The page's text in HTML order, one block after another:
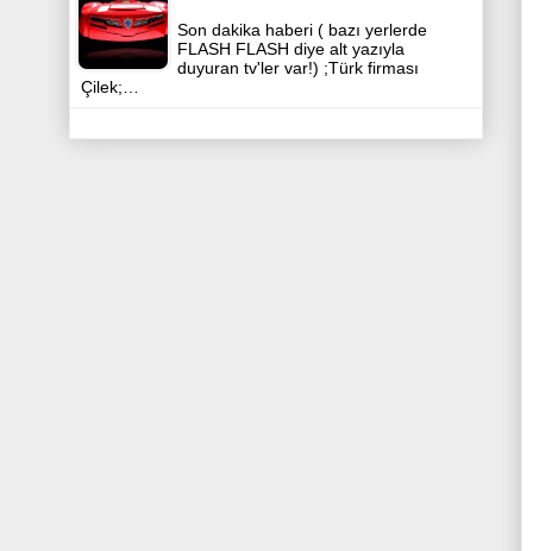
Son dakika haberi ( bazı yerlerde
FLASH FLASH diye alt yazıyla
duyuran tv'ler var!) ;Türk firması
Çilek;…